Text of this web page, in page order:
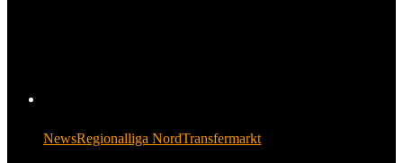
NewsRegionalliga NordTransfermarkt